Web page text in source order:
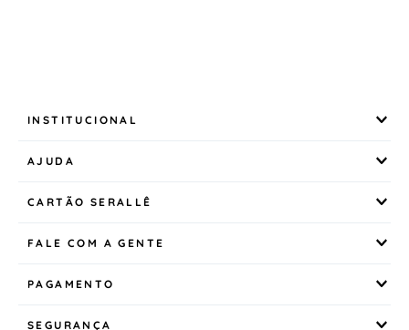
INSTITUCIONAL
AJUDA
CARTÃO SERALLÊ
FALE COM A GENTE
PAGAMENTO
SEGURANÇA